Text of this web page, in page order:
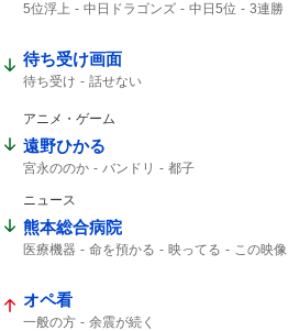
5位浮上 中日ドラゴンズ 中日5位
3連勝
待ち受け画面
待ち受け 話せない
アニメ・ゲーム
遠野ひかる
宮永ののか バンドリ 都子
ニュース
熊本総合病院
医療機器 命を預かる 映ってる この映像
オペ看
一般の方 余震が続く